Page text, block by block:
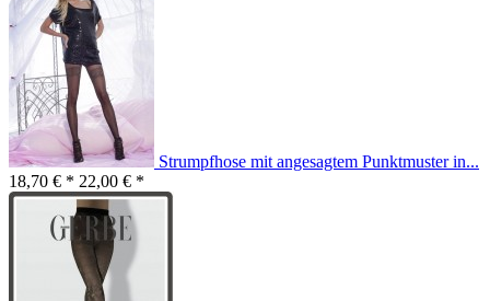
Strumpfhose mit angesagtem Punktmuster in...
18,70 € * 22,00 € *